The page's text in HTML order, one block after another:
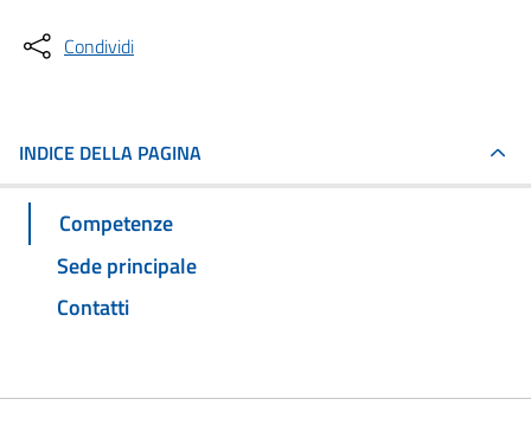
Condividi
INDICE DELLA PAGINA
Competenze
Sede principale
Contatti